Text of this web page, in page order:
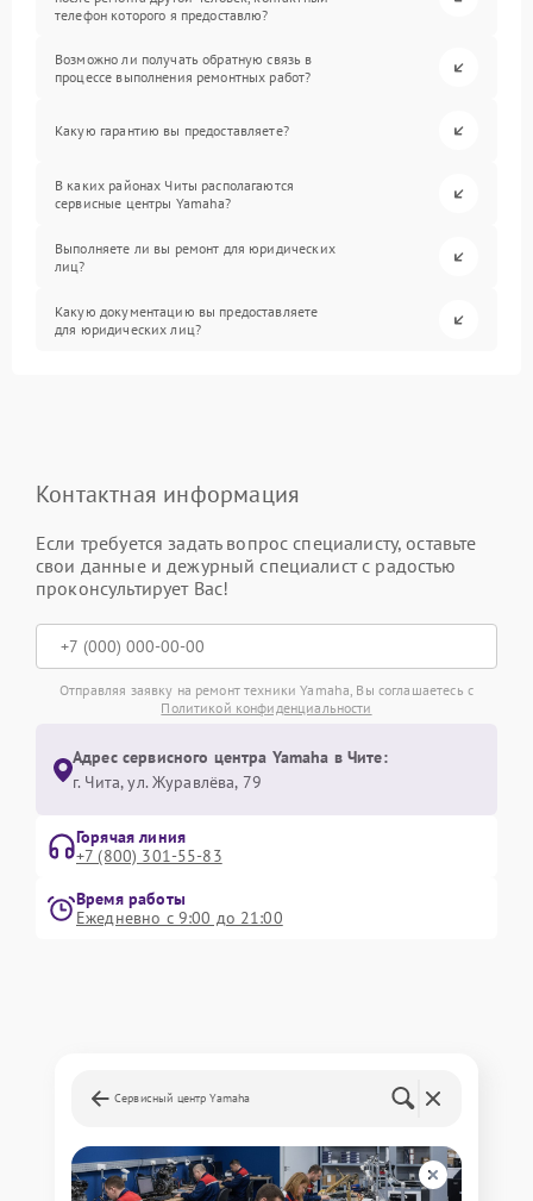
телефон которого я предоставлю?
Возможно ли получать обратную связь в
процессе выполнения ремонтных работ?
Какую гарантию вы предоставляете?
В каких районах Читы располагаются
сервисные центры Yamaha?
Выполняете ли вы ремонт для юридических
лиц?
Какую документацию вы предоставляете
для юридических лиц?
Контактная информация
Если требуется задать вопрос специалисту, оставьте
свои данные и дежурный специалист с радостью
проконсультирует Вас!
Отправляя заявку на ремонт техники Yamaha, Вы соглашаетесь с
Политикой конфиденциальности
Адрес сервисного центра Yamaha в Чите:
г. Чита, ул. Журавлёва, 79
Горячая линия
+7 (800) 301-55-83
Время работы
Ежедневно с 9:00 до 21:00
Сервисный центр Yamaha